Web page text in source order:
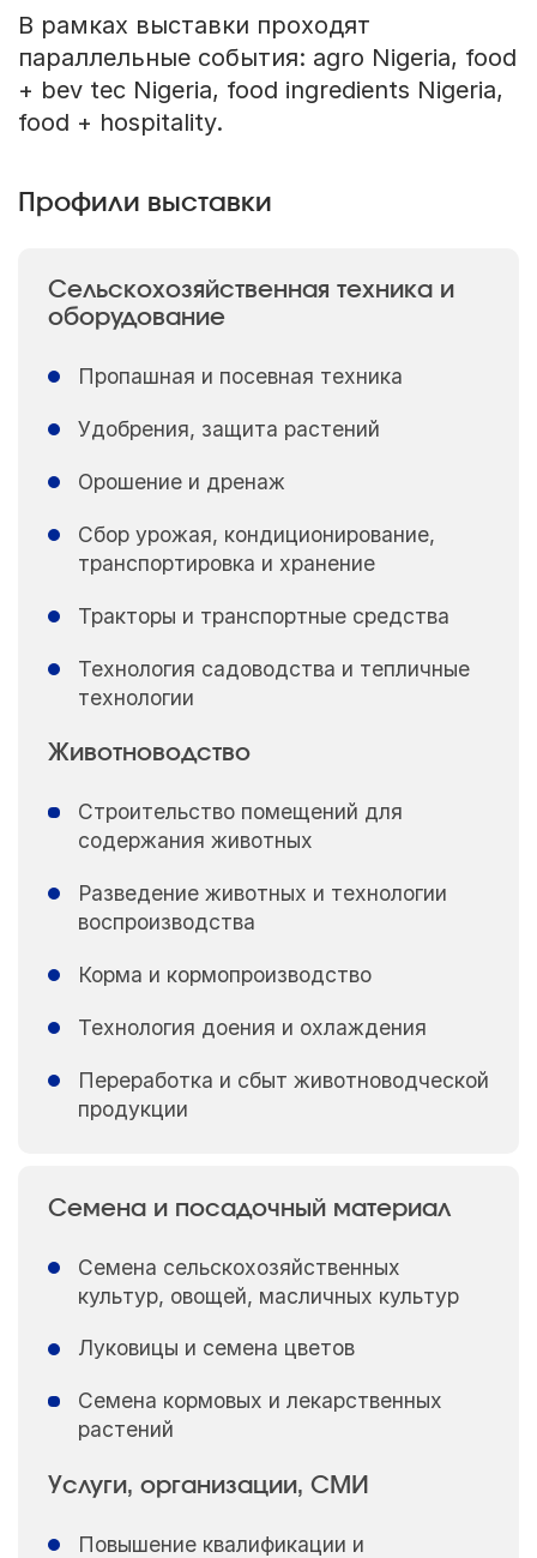
В рамках выставки проходят
параллельные события: agro Nigeria, food
+ bev tec Nigeria, food ingredients Nigeria,
food + hospitality.
Профили выставки
Сельскохозяйственная техника и
оборудование
Пропашная и посевная техника
Удобрения, защита растений
Орошение и дренаж
Сбор урожая, кондиционирование,
транспортировка и хранение
Тракторы и транспортные средства
Технология садоводства и тепличные
технологии
Животноводство
Строительство помещений для
содержания животных
Разведение животных и технологии
воспроизводства
Корма и кормопроизводство
Технология доения и охлаждения
Переработка и сбыт животноводческой
продукции
Семена и посадочный материал
Семена сельскохозяйственных
культур, овощей, масличных культур
Луковицы и семена цветов
Семена кормовых и лекарственных
растений
Услуги, организации, СМИ
Повышение квалификации и